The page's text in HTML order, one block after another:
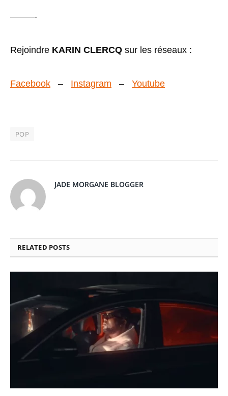
———-
Rejoindre KARIN CLERCQ sur les réseaux :
Facebook – Instagram – Youtube
POP
JADE MORGANE BLOGGER
RELATED POSTS